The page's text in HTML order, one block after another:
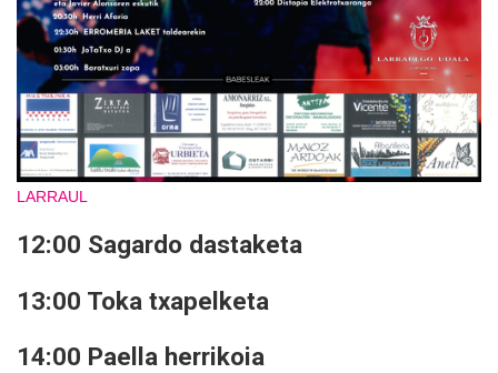
LARRAUL
12:00 Sagardo dastaketa
13:00 Toka txapelketa
14:00 Paella herrikoia